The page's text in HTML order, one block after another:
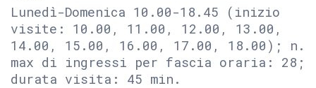
Lunedì-Domenica 10.00-18.45 (inizio
visite: 10.00, 11.00, 12.00, 13.00,
14.00, 15.00, 16.00, 17.00, 18.00); n.
max di ingressi per fascia oraria: 28;
durata visita: 45 min.